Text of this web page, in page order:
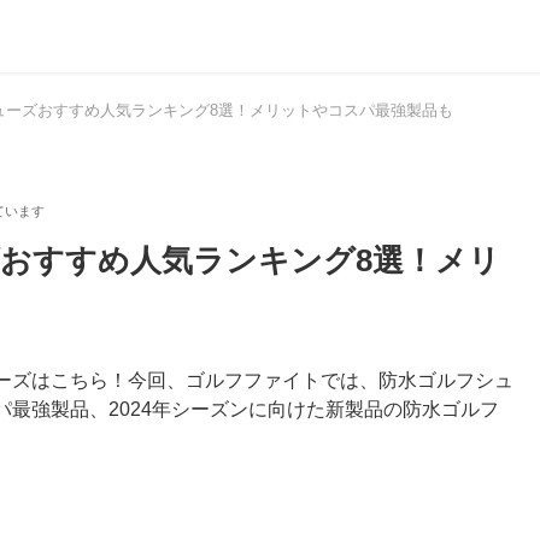
ズおすすめ人気ランキング8選！メリットやコスパ最強製品も
すすめ人気ランキング8選！メリ
はこちら！今回、ゴルフファイトでは、防水ゴルフシュ
強製品、2024年シーズンに向けた新製品の防水ゴルフ